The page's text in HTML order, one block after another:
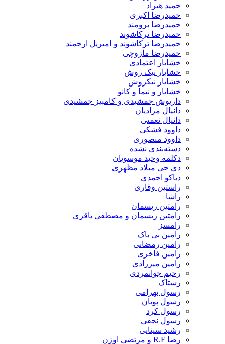
حمید هیراد
حمیدرضا اکبری
حمیدرضا برومند
حمیدرضا ترکاشوند
حمیدرضا ترکاشوند و امیریل ارجمند
حمیدرضا مازوچی
خشایار اعتمادی
خشایار نیک روش
خشایار نیکروش
خشایار و نیما و کانو
داریوش جمشیدی و کامبیز جمشیدی
دانیال مرادیان
دانیال نعمتی
داوود فشکی
داوود منصوری
دسته‌بندی نشده
دکلمه وحید موسویان
دی جی میلاد مظهری
دیاکو احمدی
راستین وقاری
رامتین ریسمان
رامتین ریسمان و مصطفی باقری
رامسز
رامین بی باک
رامین رمضانی
رامین فاخری
رامین میرزادی
رحیم جوانمردی
رستاک
رسول بهرامی
رسول پویان
رسول کرد
رسول نجفی
رشید سینایی